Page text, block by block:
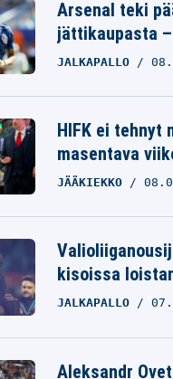
Arsenal teki
jättikaupasta
JALKAPALLO
HIFK ei tehnyt
masentava
JÄÄKIEKKO
kisoissa
JALKAPALLO
Aleksandr